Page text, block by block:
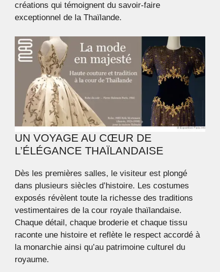
créations qui témoignent du savoir-faire
exceptionnel de la Thaïlande.
UN VOYAGE AU CŒUR DE
L’ÉLÉGANCE THAÏLANDAISE
Dès les premières salles, le visiteur est plongé
dans plusieurs siècles d’histoire. Les costumes
exposés révèlent toute la richesse des traditions
vestimentaires de la cour royale thaïlandaise.
Chaque détail, chaque broderie et chaque tissu
raconte une histoire et reflète le respect accordé à
la monarchie ainsi qu’au patrimoine culturel du
royaume.